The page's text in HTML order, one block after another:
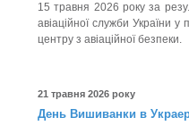
15 травня 2026 року за
авіаційної служби України
центру з авіаційної безпеки.
21 травня 2026 року
День Вишиванки в